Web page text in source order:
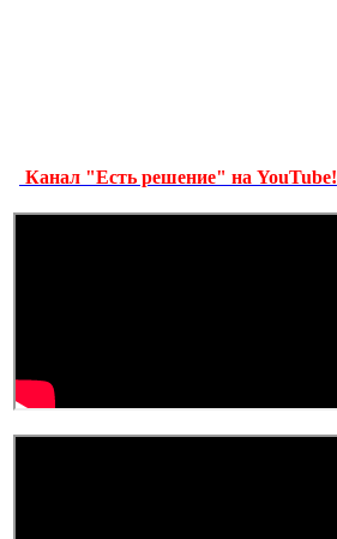
Канал "Есть решение" на YouTube!